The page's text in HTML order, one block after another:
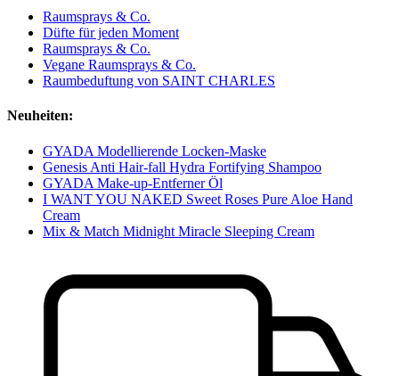
Raumsprays & Co.
Düfte für jeden Moment
Raumsprays & Co.
Vegane Raumsprays & Co.
Raumbeduftung von SAINT CHARLES
Neuheiten:
GYADA Modellierende Locken-Maske
Genesis Anti Hair-fall Hydra Fortifying Shampoo
GYADA Make-up-Entferner Öl
I WANT YOU NAKED Sweet Roses Pure Aloe Hand
Cream
Mix & Match Midnight Miracle Sleeping Cream